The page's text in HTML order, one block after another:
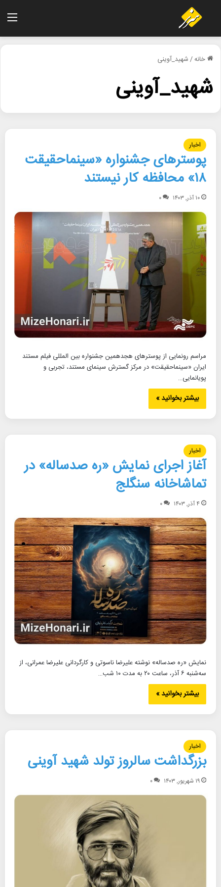
خانه/شهید_آوینی
شهید_آوینی
اخبار
پوسترهای جشنواره «سینماحقیقت
۱۸» محافظه کار نیستند
۱۰ آذر, ۱۴۰۳ ۰
مراسم رونمایی از پوسترهای هجدهمین جشنواره بین المللی فیلم مستند
ایران «سینماحقیقت» در مرکز گسترش سینمای مستند، تجربی و
پویانمایی…
بیشتر بخوانید »
اخبار
آغاز اجرای نمایش «ره صدساله» در
تماشاخانه سنگلج
۴ آذر, ۱۴۰۳ ۰
نمایش «ره صدساله» نوشته علیرضا ناسوتی و کارگردانی علیرضا عمرانی، از
سه‌شنبه ۶ آذر، ساعت ۲۰ به مدت ۱۰ شب…
بیشتر بخوانید »
اخبار
بزرگداشت سالروز تولد شهید آوینی
۱۹ شهریور, ۱۴۰۳ ۰